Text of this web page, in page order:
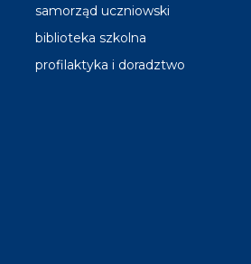
samorząd uczniowski
biblioteka szkolna
profilaktyka i doradztwo